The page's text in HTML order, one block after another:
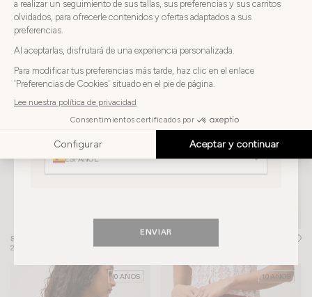
Elija
país
ESPAÑA
idioma
Elija su idioma
ESPAÑOL
ENVIAR
VESTIDO MAMBO + 1
235€
SANDALIAS ARLESIENNE
270€
BLUSA SOLEDAD
155€
10 AÑOS 10 AÑOS